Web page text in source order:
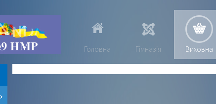
Головна Гімназія Виховна